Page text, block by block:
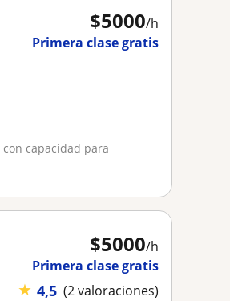
$5000/h
Primera clase gratis
capacidad para
$5000/h
Primera clase gratis
★ 4,5 (2 valoraciones)